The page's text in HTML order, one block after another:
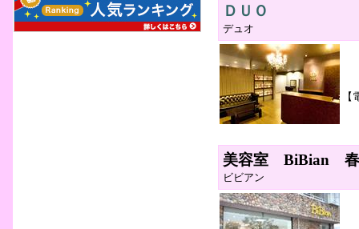
ＤＵＯ
デュオ
美容室 BiBian 春
ビビアン